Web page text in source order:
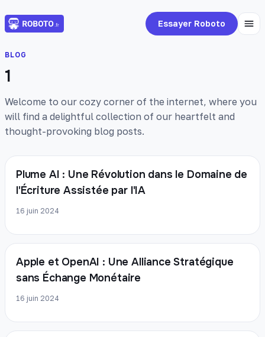
Essayer Roboto
BLOG
1
Welcome to our cozy corner of the internet, where you
will find a delightful collection of our heartfelt and
thought-provoking blog posts.
Plume AI : Une Révolution dans le Domaine de
l'Écriture Assistée par l'IA
16 juin 2024
Apple et OpenAI : Une Alliance Stratégique
sans Échange Monétaire
16 juin 2024